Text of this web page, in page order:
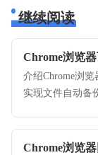
继续阅读
Chrome浏览
介绍Chrome浏
实现文件自动备
Chrome浏览